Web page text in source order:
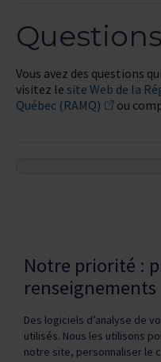
Vous avez des questions
visitez le site Web de la
Québec (RAMQ)
ou
Notre priorité :
renseignements
Des logiciels d’analyse de
utilisés. Nous les utilisons
notre site, personnaliser le